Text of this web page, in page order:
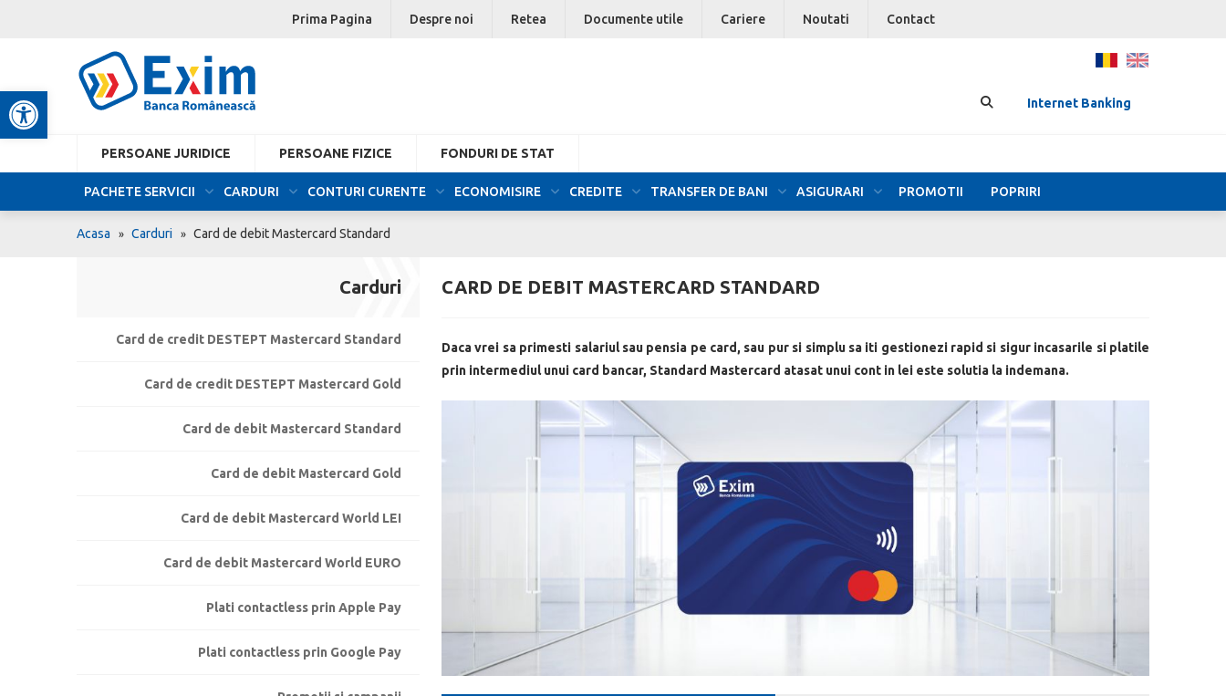
Deschide bara de unelte
Prima Pagina Despre noi Retea Documente utile Cariere Noutati Contact
Internet Banking
PERSOANE JURIDICE PERSOANE FIZICE FONDURI DE STAT
PACHETE SERVICII CARDURI CONTURI CURENTE ECONOMISIRE CREDITE TRANSFER DE BANI ASIGURARI PROMOTII POPRIRI
Acasa Carduri Card de debit Mastercard Standard
Carduri
Card de credit DESTEPT Mastercard Standard
Card de credit DESTEPT Mastercard Gold
Card de debit Mastercard Standard
Card de debit Mastercard Gold
Card de debit Mastercard World LEI
Card de debit Mastercard World EURO
Plati contactless prin Apple Pay
Plati contactless prin Google Pay
CARD DE DEBIT MASTERCARD STANDARD
Daca vrei sa primesti salariul sau pensia pe card, sau pur si simplu sa iti gestionezi rapid si sigur incasarile si platile
prin intermediul unui card bancar, Standard Mastercard atasat unui cont in lei este solutia la indemana.